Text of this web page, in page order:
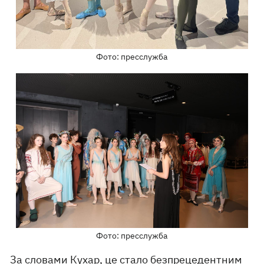
Фото: пресслужба
Фото: пресслужба
За словами Кухар, це стало безпрецедентним